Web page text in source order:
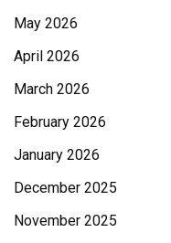
May 2026
April 2026
March 2026
February 2026
January 2026
December 2025
November 2025